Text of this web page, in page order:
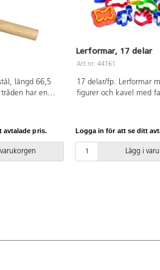
längd 66,5
har en
avtalade pris.
Lerformar, 17 delar
Art.nr: 44161
17 delar/fp. Lerformar
figurer och kavel med
kaveln av PE. PVC-fri.
Logga in för att se ditt
Lägg i